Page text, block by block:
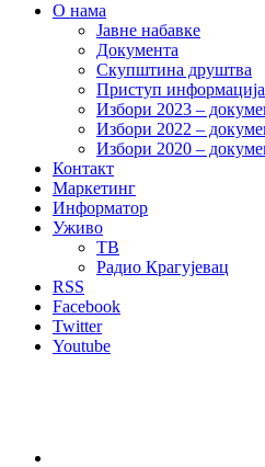
О нама
Јавне набавке
Документа
Скупштина друштва
Приступ
Избори 2023 –
Избори 2022 –
Избори 2020 –
Контакт
Маркетинг
Информатор
Уживо
ТВ
Радио Крагујевац
RSS
Facebook
Twitter
Youtube